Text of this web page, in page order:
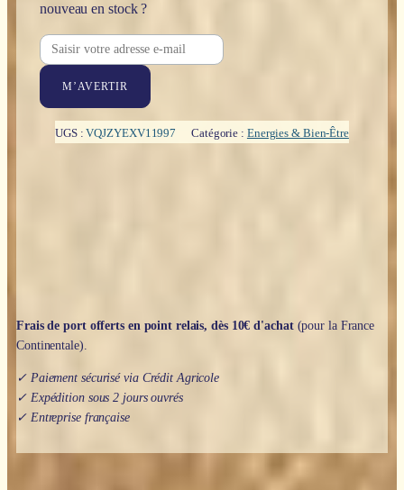
nouveau en stock ?
M’AVERTIR
UGS :VQJZYEXV11997 Catégorie : Energies & Bien-Être
Frais de port offerts en point relais, dès 10€ d'achat(pour la France
Continentale).
✓ Paiement sécurisé via Crédit Agricole
✓ Expédition sous 2 jours ouvrés
✓ Entreprise française